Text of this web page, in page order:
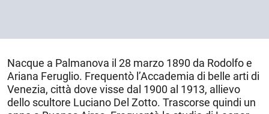
Nacque a Palmanova il 28 marzo 1890 da Rodolfo e
Ariana Feruglio. Frequentò l’Accademia di belle arti di
Venezia, città dove visse dal 1900 al 1913, allievo
dello scultore Luciano Del Zotto. Trascorse quindi un